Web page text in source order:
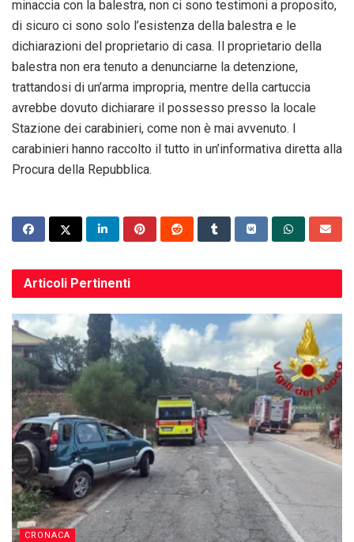
minaccia con la balestra, non ci sono testimoni a proposito,
di sicuro ci sono solo l’esistenza della balestra e le
dichiarazioni del proprietario di casa. Il proprietario della
balestra non era tenuto a denunciarne la detenzione,
trattandosi di un’arma impropria, mentre della cartuccia
avrebbe dovuto dichiarare il possesso presso la locale
Stazione dei carabinieri, come non è mai avvenuto. I
carabinieri hanno raccolto il tutto in un’informativa diretta alla
Procura della Repubblica.
Articoli Pertinenti
CRONACA